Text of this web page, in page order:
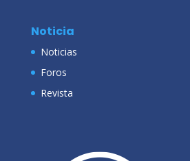
Noticia
Noticias
Foros
Revista